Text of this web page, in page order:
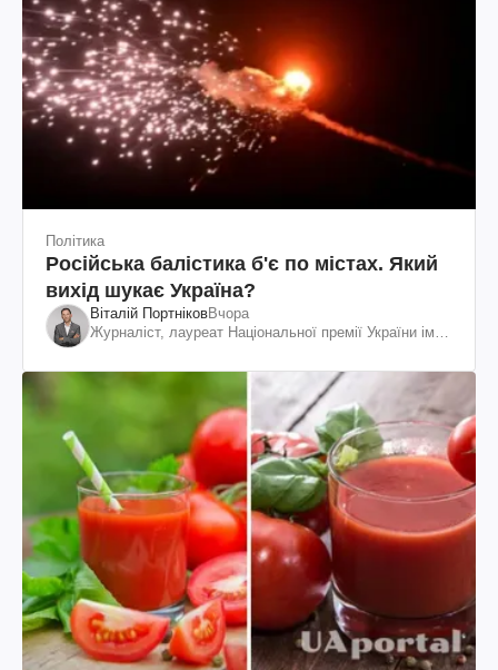
Політика
Російська балістика б'є по містах. Який
вихід шукає Україна?
Віталій ПортніковВчора
Журналіст, лауреат Національної премії України ім.